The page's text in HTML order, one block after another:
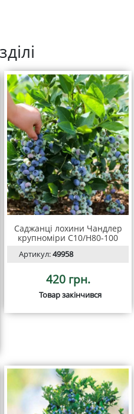
Саджанці лохини Чандлер
крупноміри С10/Н80-100
Артикул:49958
420 грн.
Товар закінчився